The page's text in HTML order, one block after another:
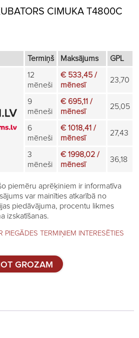
CIMUKA T4800C
Termiņš Maksājums GPL
12
mēneši
€ 533,45 /
mēnesī
23,70
9
mēneši
€ 695,11 /
mēnesī
25,05
6
mēneši
€ 1018,41 /
mēnesī
27,43
3
mēneši
€ 1998,02 /
mēnesī
36,18
piemēru aprēķiniem ir informatīva
var mainīties atkarībā no
piedāvājuma, procentu likmes
izskatīšanas.
PIEGĀDES TERMIŅIEM INTERESĒTIES
GROZAM